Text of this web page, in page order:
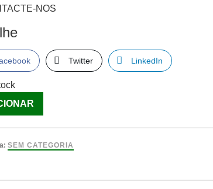
NOS
Twitter LinkedIn
SEM CATEGORIA